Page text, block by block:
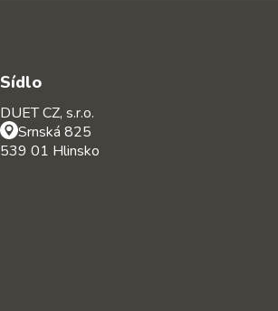
Sídlo
DUET CZ, s.r.o.
Srnská 825
539 01 Hlinsko